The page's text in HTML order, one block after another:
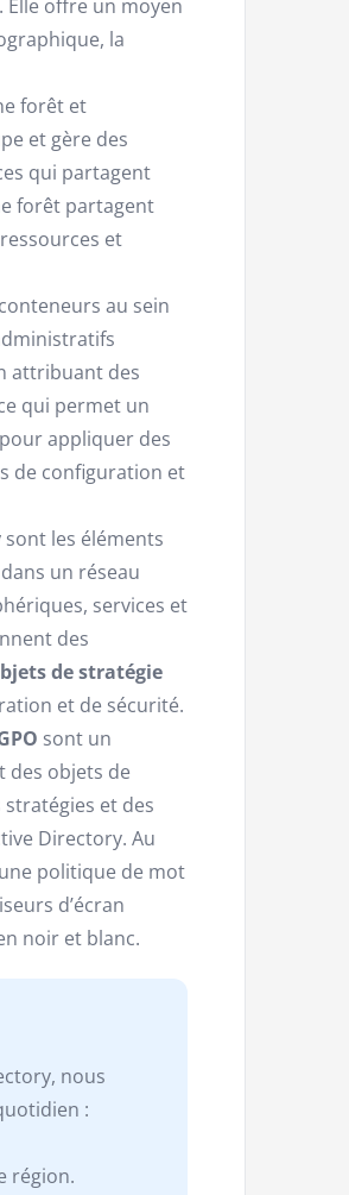
offre un moyen
la
forêt et
et gère des
qui partagent
forêt partagent
et
au sein
attribuant des
qui permet un
appliquer des
de configuration et
sont les éléments
un réseau
services et
des
de stratégie
et de sécurité.
sont un
objets de
stratégies et des
Directory. Au
politique de mot
d’écran
noir et blanc.
nous
:
région.